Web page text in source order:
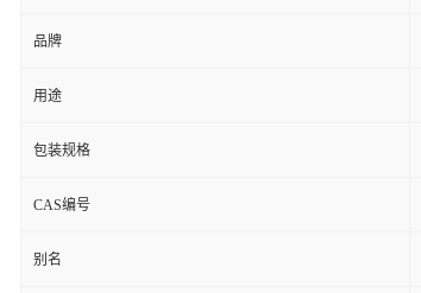
品牌
用途
包装规格
CAS编号
别名